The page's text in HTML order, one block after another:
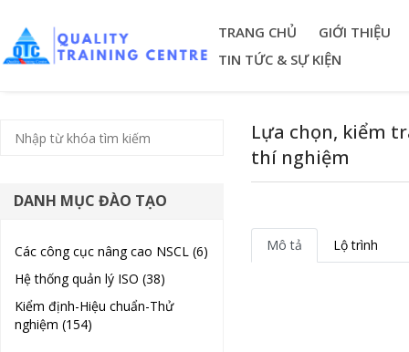
TRANG CHỦ
GIỚI THIỆU
TIN TỨC & SỰ KIỆN
DANH MỤC ĐÀO TẠO
Các công cục nâng cao NSCL (6)
Hệ thống quản lý ISO (38)
Kiểm định-Hiệu chuẩn-Thử
nghiệm (154)
Lựa chọn, kiểm
thí nghiệm
Mô tả Lộ trình